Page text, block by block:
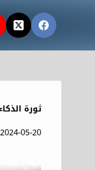
ثورة
2024-05-20